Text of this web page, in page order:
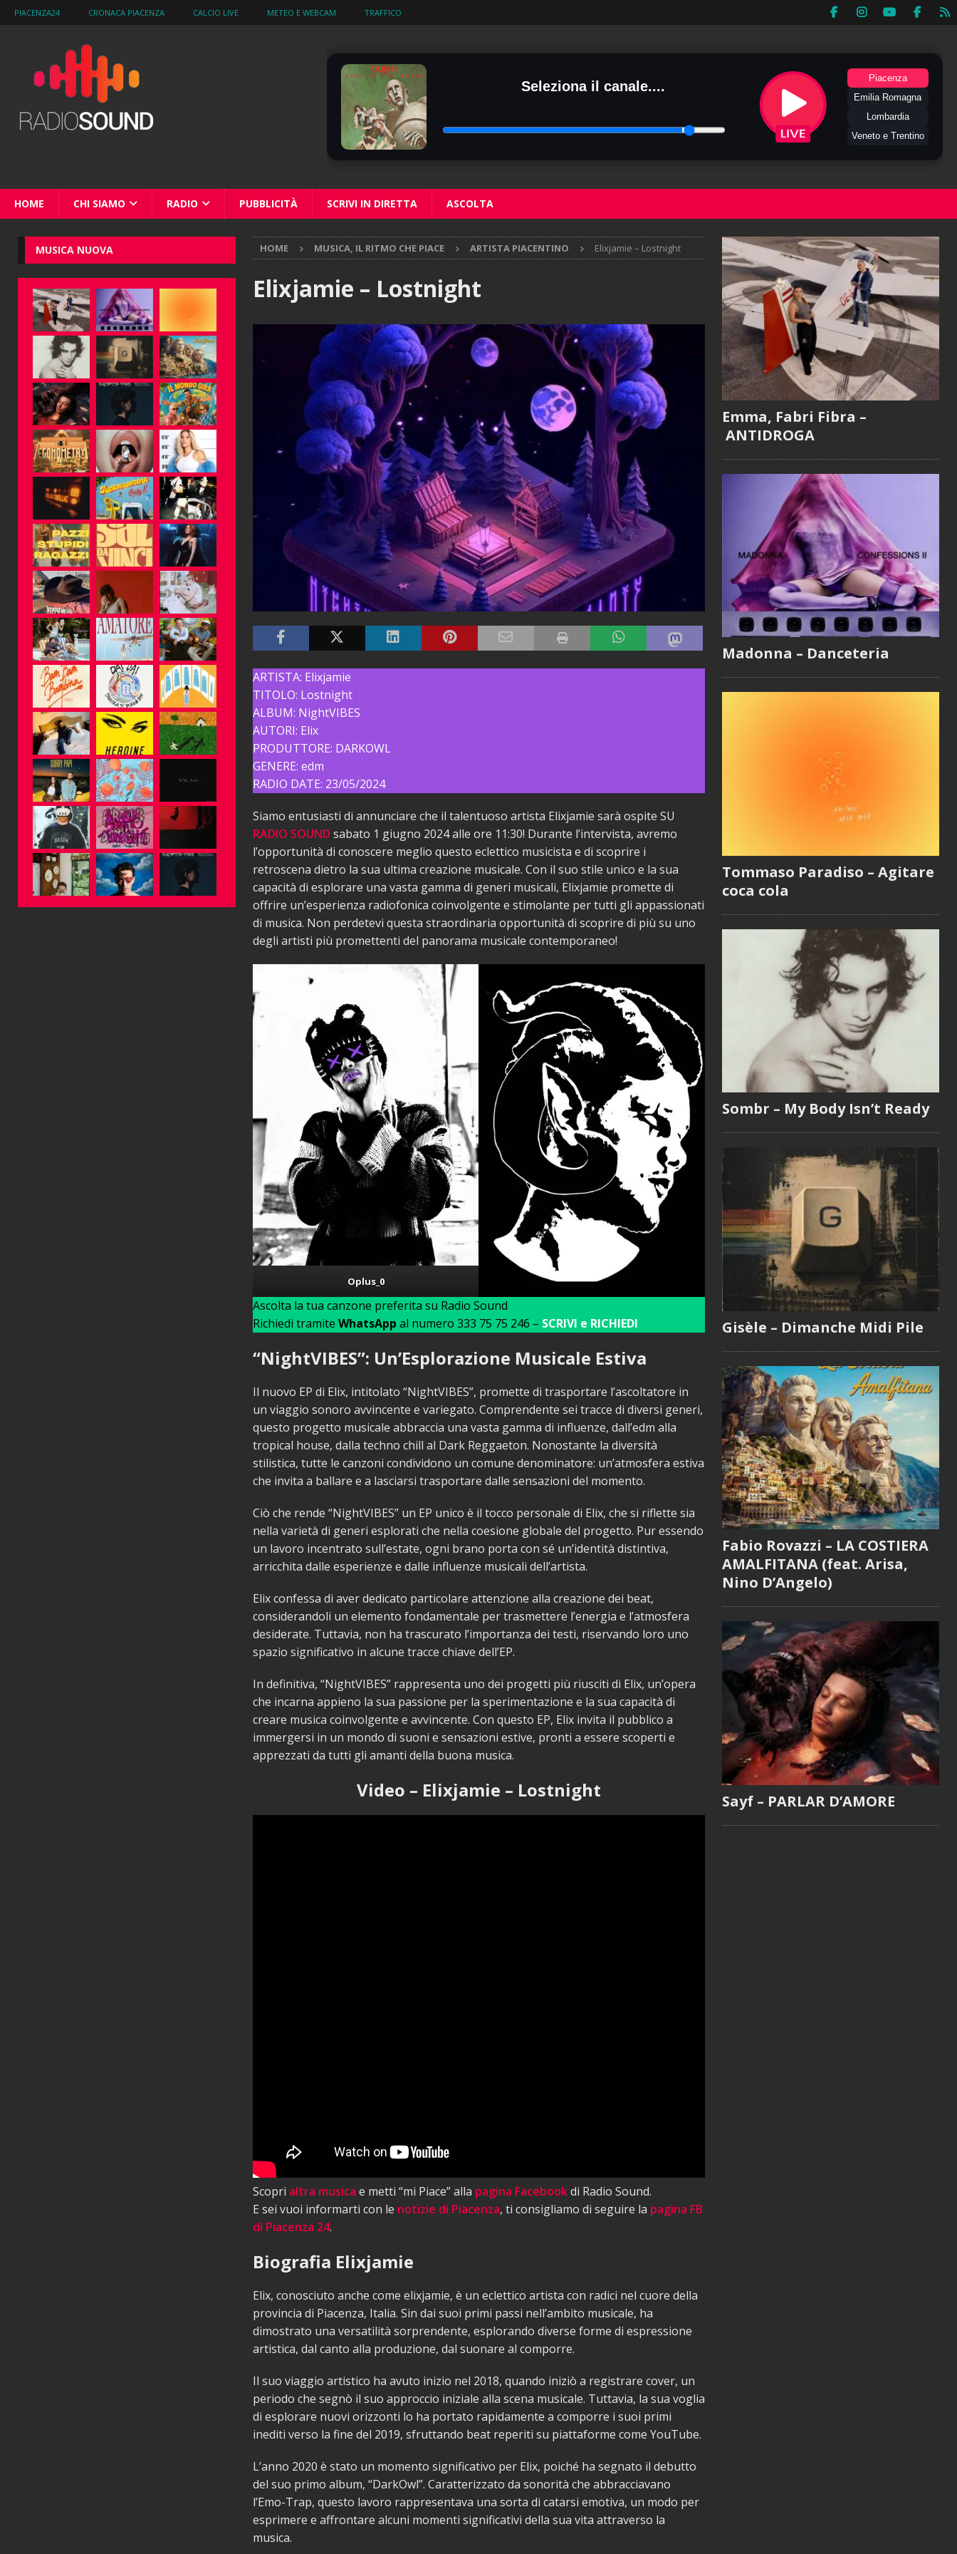
PIACENZA24 CRONACA PIACENZA CALCIO LIVE METEO E WEBCAM TRAFFICO
Seleziona il canale....
Piacenza
Emilia Romagna
Lombardia
Veneto e Trentino
HOME CHI SIAMO RADIO PUBBLICITÀ SCRIVI IN DIRETTA ASCOLTA
HOME MUSICA, IL RITMO CHE PIACE ARTISTA PIACENTINO Elixjamie – Lostnight
Elixjamie – Lostnight
ARTISTA: Elixjamie
TITOLO: Lostnight
ALBUM: NightVIBES
AUTORI: Elix
PRODUTTORE: DARKOWL
GENERE: edm
RADIO DATE: 23/05/2024
Siamo entusiasti di annunciare che il talentuoso artista Elixjamie sarà ospite SU
RADIO SOUND sabato 1 giugno 2024 alle ore 11:30! Durante l’intervista, avremo
l’opportunità di conoscere meglio questo eclettico musicista e di scoprire i
retroscena dietro la sua ultima creazione musicale. Con il suo stile unico e la sua
capacità di esplorare una vasta gamma di generi musicali, Elixjamie promette di
offrire un’esperienza radiofonica coinvolgente e stimolante per tutti gli appassionati
di musica. Non perdetevi questa straordinaria opportunità di scoprire di più su uno
degli artisti più promettenti del panorama musicale contemporaneo!
Oplus_0
Ascolta la tua canzone preferita su Radio Sound
Richiedi tramite WhatsApp al numero 333 75 75 246 – SCRIVI e RICHIEDI
“NightVIBES”: Un’Esplorazione Musicale Estiva
Il nuovo EP di Elix, intitolato “NightVIBES”, promette di trasportare l’ascoltatore in
un viaggio sonoro avvincente e variegato. Comprendente sei tracce di diversi generi,
questo progetto musicale abbraccia una vasta gamma di influenze, dall’edm alla
tropical house, dalla techno chill al Dark Reggaeton. Nonostante la diversità
stilistica, tutte le canzoni condividono un comune denominatore: un’atmosfera estiva
che invita a ballare e a lasciarsi trasportare dalle sensazioni del momento.
Ciò che rende “NightVIBES” un EP unico è il tocco personale di Elix, che si riflette sia
nella varietà di generi esplorati che nella coesione globale del progetto. Pur essendo
un lavoro incentrato sull’estate, ogni brano porta con sé un’identità distintiva,
arricchita dalle esperienze e dalle influenze musicali dell’artista.
Elix confessa di aver dedicato particolare attenzione alla creazione dei beat,
considerandoli un elemento fondamentale per trasmettere l’energia e l’atmosfera
desiderate. Tuttavia, non ha trascurato l’importanza dei testi, riservando loro uno
spazio significativo in alcune tracce chiave dell’EP.
In definitiva, “NightVIBES” rappresenta uno dei progetti più riusciti di Elix, un’opera
che incarna appieno la sua passione per la sperimentazione e la sua capacità di
creare musica coinvolgente e avvincente. Con questo EP, Elix invita il pubblico a
immergersi in un mondo di suoni e sensazioni estive, pronti a essere scoperti e
apprezzati da tutti gli amanti della buona musica.
Video – Elixjamie – Lostnight
Scopri altra musica e metti “mi Piace” alla pagina Facebookdi Radio Sound.
E sei vuoi informarti con le notizie di Piacenza, ti consigliamo di seguire la pagina FB
di Piacenza 24.
Biografia Elixjamie
Elix, conosciuto anche come elixjamie, è un eclettico artista con radici nel cuore della
provincia di Piacenza, Italia. Sin dai suoi primi passi nell’ambito musicale, ha
dimostrato una versatilità sorprendente, esplorando diverse forme di espressione
artistica, dal canto alla produzione, dal suonare al comporre.
Il suo viaggio artistico ha avuto inizio nel 2018, quando iniziò a registrare cover, un
periodo che segnò il suo approccio iniziale alla scena musicale. Tuttavia, la sua voglia
di esplorare nuovi orizzonti lo ha portato rapidamente a comporre i suoi primi
inediti verso la fine del 2019, sfruttando beat reperiti su piattaforme come YouTube.
L’anno 2020 è stato un momento significativo per Elix, poiché ha segnato il debutto
del suo primo album, “DarkOwl”. Caratterizzato da sonorità che abbracciavano
l’Emo-Trap, questo lavoro rappresentava una sorta di catarsi emotiva, un modo per
esprimere e affrontare alcuni momenti significativi della sua vita attraverso la
musica.
MUSICA NUOVA
Emma, Fabri Fibra –
ANTIDROGA
Madonna – Danceteria
Tommaso Paradiso – Agitare
coca cola
Sombr – My Body Isn’t Ready
Gisèle – Dimanche Midi Pile
Fabio Rovazzi – LA COSTIERA
AMALFITANA (feat. Arisa,
Nino D’Angelo)
Sayf – PARLAR D’AMORE